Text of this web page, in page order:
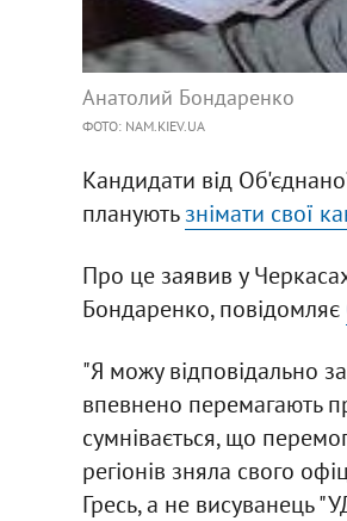
Анатолий Бондаренко
ФОТО: NAM.KIEV.UA
Кандидати від
плануютьзнімати свої
Про це заявив у
Бондаренко, повідомляє
"Я можу відповідально
впевнено перемагають
сумнівається, що
регіонів зняла свого
Гресь, а не висуванець